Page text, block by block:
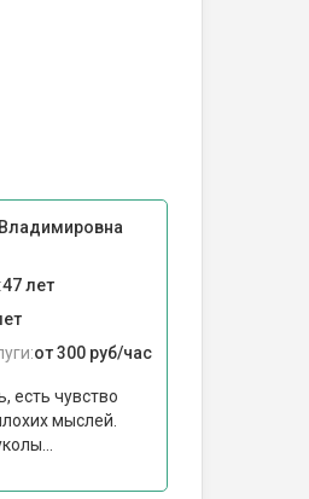
47 лет
от 300 руб/час
есть чувство
мыслей.